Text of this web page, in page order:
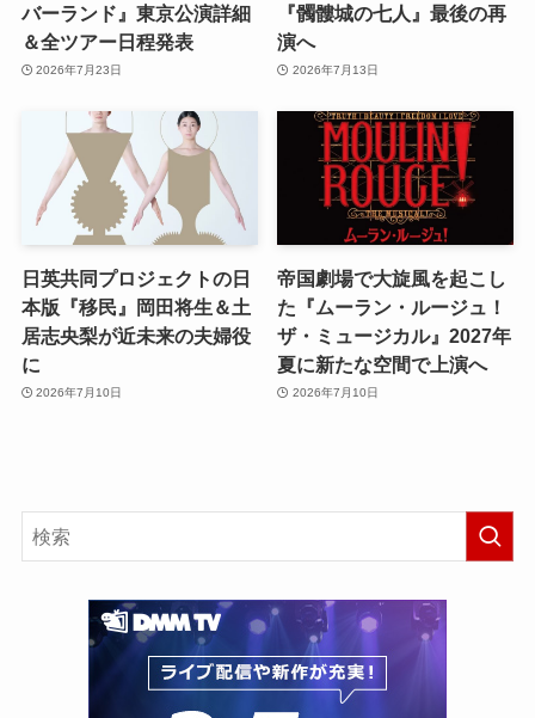
バーランド』東京公演詳細
＆全ツアー日程発表
2026年7月23日
『髑髏城の七人』最後の再
演へ
2026年7月13日
日英共同プロジェクトの日
本版『移民』岡田将生＆土
居志央梨が近未来の夫婦役
に
2026年7月10日
帝国劇場で大旋風を起こし
た『ムーラン・ルージュ！
ザ・ミュージカル』2027年
夏に新たな空間で上演へ
2026年7月10日